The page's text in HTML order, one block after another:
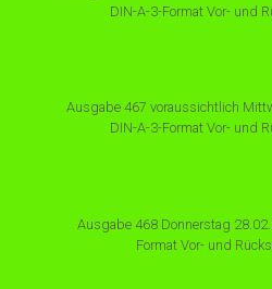
DIN-A-3-Format Vor- und
Ausgabe 467 voraussichtlich
DIN-A-3-Format Vor- und
Ausgabe 468 Donnerstag
Format Vor- und